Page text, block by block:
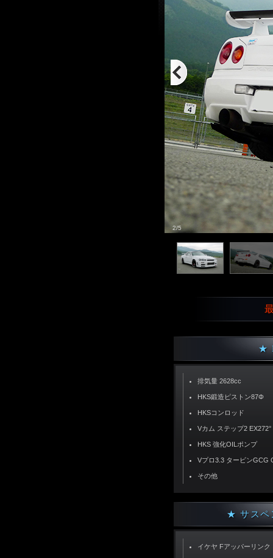
2/5
★
排気量 2628cc
HKS鍛造ピストン87Φ
HKSコンロッド
Vカム ステップ2 EX272°
HKS 強化OILポンプ
Vプロ3.3 タービンGCG
その他
★ サスペ
イケヤ Fアッパーリンク